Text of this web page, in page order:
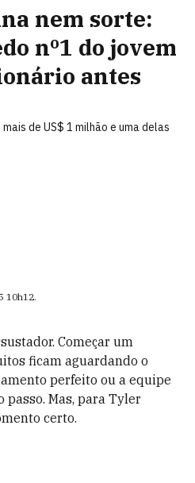
nem sorte:
nº1 do jovem
antes
de US$ 1 milhão e uma delas
10h12.
Começar um
ficam aguardando o
perfeito ou a equipe
Mas, para Tyler
certo.